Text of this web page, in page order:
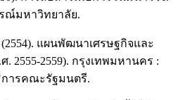
ณ์มหาวิทยาลัย.
แผนพัฒนาเศรษฐกิจและ
2555-2559). กรุงเทพมหานคร :
ารคณะรัฐมนตรี.